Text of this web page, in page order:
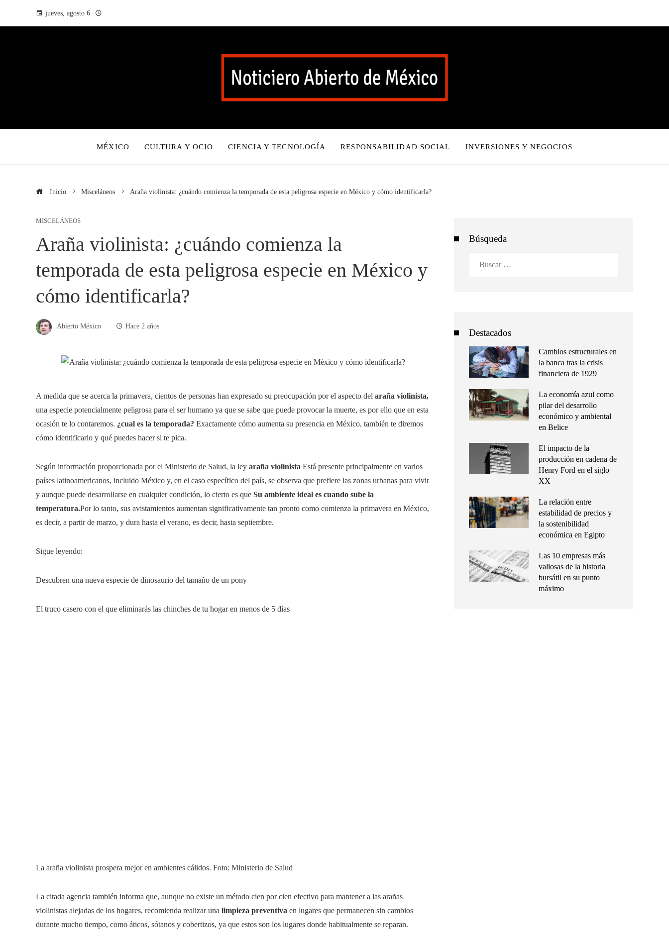
jueves, agosto 6
MÉXICO CULTURA Y OCIO CIENCIA Y TECNOLOGÍA RESPONSABILIDAD SOCIAL INVERSIONES Y NEGOCIOS
Inicio Misceláneos Araña violinista: ¿cuándo comienza la temporada de esta peligrosa especie en México y cómo identificarla?
MISCELÁNEOS
Araña violinista: ¿cuándo comienza la
temporada de esta peligrosa especie en México y
cómo identificarla?
Abierto México Hace 2 años
A medida que se acerca la primavera, cientos de personas han expresado su preocupación por el aspecto del araña violinista,
una especie potencialmente peligrosa para el ser humano ya que se sabe que puede provocar la muerte, es por ello que en esta
ocasión te lo contaremos. ¿cual es la temporada? Exactamente cómo aumenta su presencia en México, también te diremos
cómo identificarlo y qué puedes hacer si te pica.
Según información proporcionada por el Ministerio de Salud, la ley araña violinista Está presente principalmente en varios
países latinoamericanos, incluido México y, en el caso específico del país, se observa que prefiere las zonas urbanas para vivir
y aunque puede desarrollarse en cualquier condición, lo cierto es que Su ambiente ideal es cuando sube la
temperatura.Por lo tanto, sus avistamientos aumentan significativamente tan pronto como comienza la primavera en México,
es decir, a partir de marzo, y dura hasta el verano, es decir, hasta septiembre.
Sigue leyendo:
Descubren una nueva especie de dinosaurio del tamaño de un pony
El truco casero con el que eliminarás las chinches de tu hogar en menos de 5 días
La araña violinista prospera mejor en ambientes cálidos. Foto: Ministerio de Salud
La citada agencia también informa que, aunque no existe un método cien por cien efectivo para mantener a las arañas
violinistas alejadas de los hogares, recomienda realizar una limpieza preventiva en lugares que permanecen sin cambios
durante mucho tiempo, como áticos, sótanos y cobertizos, ya que estos son los lugares donde habitualmente se reparan.
Búsqueda
Destacados
Cambios estructurales en
la banca tras la crisis
financiera de 1929
La economía azul como
pilar del desarrollo
económico y ambiental
en Belice
El impacto de la
producción en cadena de
Henry Ford en el siglo
XX
La relación entre
estabilidad de precios y
la sostenibilidad
económica en Egipto
Las 10 empresas más
valiosas de la historia
bursátil en su punto
máximo